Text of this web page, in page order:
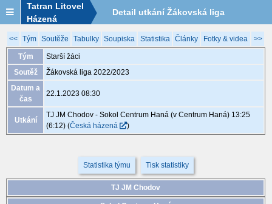
Tatran Litovel
Házená
Detail utkání Žákovská liga
2022/2023, XGB061, 22.1. 08:30
<< Tým Soutěže Tabulky Soupiska Statistika Články Fotky & videa >>
Tým
Starší žáci
Soutěž
Žákovská liga 2022/2023
Datum a
čas
22.1.2023 08:30
Utkání
TJ JM Chodov - Sokol Centrum Haná (v Centrum Haná) 13:25
(6:12)(Česká házená )
Statistika týmu Tisk statistiky
TJ JM Chodov